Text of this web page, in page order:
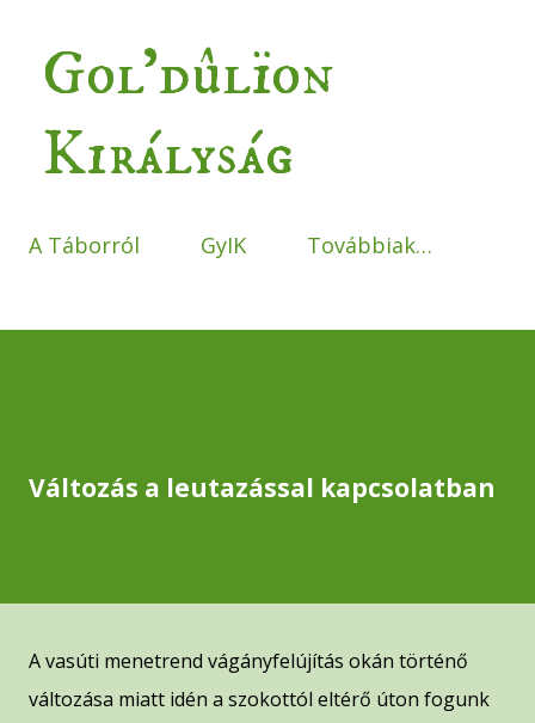
Gol'dûlïon
Királyság
A Táborról GyIK Továbbiak…
Változás a leutazással kapcsolatban
A vasúti menetrend vágányfelújítás okán történő
változása miatt idén a szokottól eltérő úton fogunk